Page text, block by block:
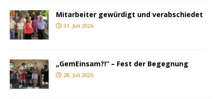
Mitarbeiter gewürdigt und verabschiedet
31. Juli 2026
„GemEinsam?!“ – Fest der Begegnung
28. Juli 2026